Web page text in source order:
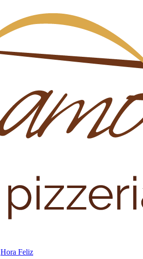
Hora Feliz